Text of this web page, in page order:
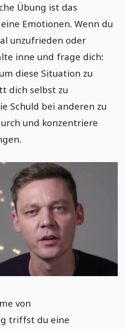
Übung ist das
Emotionen. Wenn du
unzufrieden oder
inne und frage dich:
diese Situation zu
dich selbst zu
Schuld bei anderen zu
und konzentriere
von
triffst du eine